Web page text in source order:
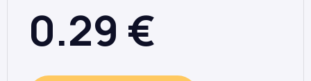
0.29 €